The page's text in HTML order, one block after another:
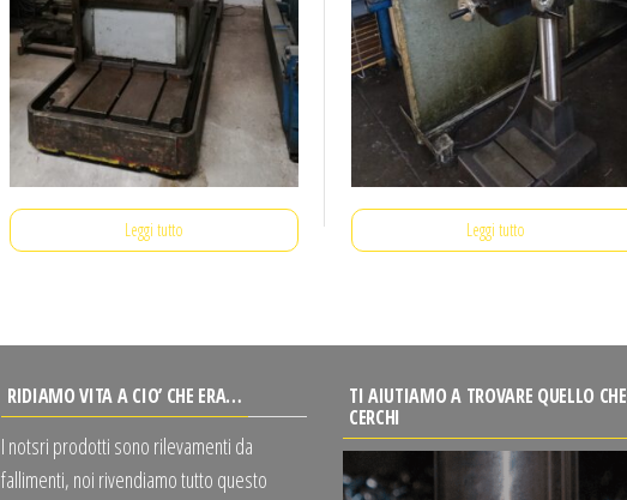
Leggi tutto Leggi tutto
RIDIAMO VITA A CIO’ CHE ERA…
I notsri prodotti sono rilevamenti da
fallimenti, noi rivendiamo tutto questo
TI AIUTIAMO A TROVARE QUELLO CHE
CERCHI